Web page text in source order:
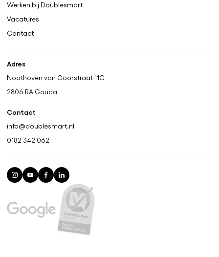
Werken bij Doublesmart
Vacatures
Contact
Adres
Noothoven van Goorstraat 11C
2806 RA Gouda
Contact
info@doublesmart.nl
0182 342 062